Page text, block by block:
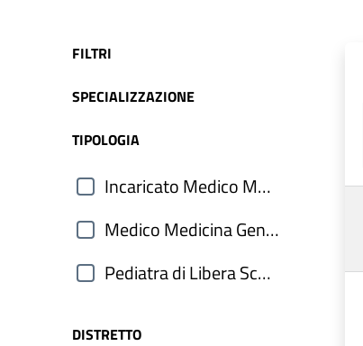
FILTRI
SPECIALIZZAZIONE
TIPOLOGIA
Incaricato Medico Medicina Generale
Medico Medicina Generale
Pediatra di Libera Scelta
DISTRETTO